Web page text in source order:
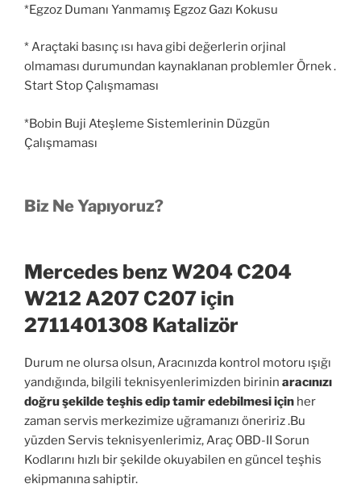
*Egzoz Dumanı Yanmamış Egzoz Gazı Kokusu
* Araçtaki basınç ısı hava gibi değerlerin orjinal
olmaması durumundan kaynaklanan problemler Örnek .
Start Stop Çalışmaması
*Bobin Buji Ateşleme Sistemlerinin Düzgün
Çalışmaması
Biz Ne Yapıyoruz?
Mercedes benz W204 C204
W212 A207 C207 için
2711401308 Katalizör
Durum ne olursa olsun, Aracınızda kontrol motoru ışığı
yandığında, bilgili teknisyenlerimizden birinin aracınızı
doğru şekilde teşhis edip tamir edebilmesi için her
zaman servis merkezimize uğramanızı öneririz .Bu
yüzden Servis teknisyenlerimiz, Araç OBD-II Sorun
Kodlarını hızlı bir şekilde okuyabilen en güncel teşhis
ekipmanına sahiptir.